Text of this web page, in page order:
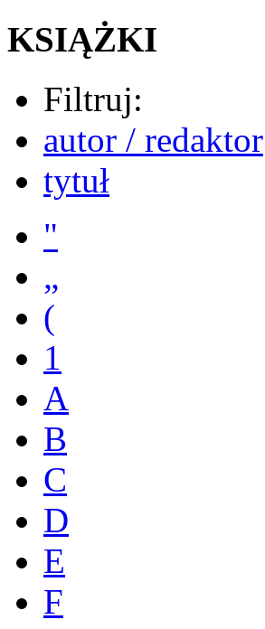
KSIĄŻKI
Filtruj:
autor / redaktor
tytuł
"
„
(
1
A
B
C
D
E
F